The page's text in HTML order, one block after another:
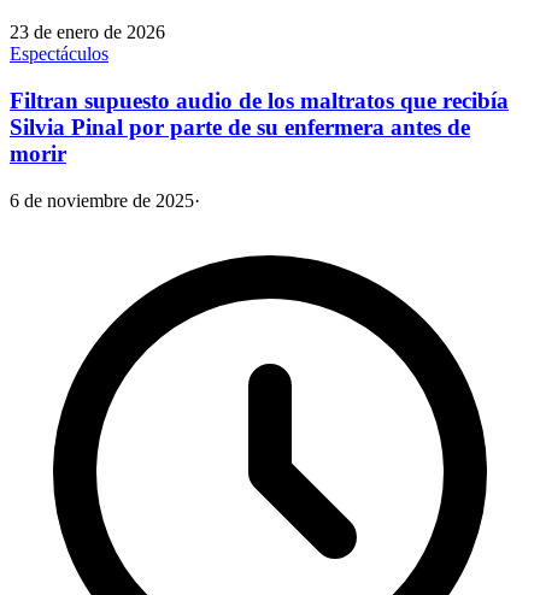
23 de enero de 2026
Espectáculos
Filtran supuesto audio de los maltratos que recibía
Silvia Pinal por parte de su enfermera antes de
morir
6 de noviembre de 2025·